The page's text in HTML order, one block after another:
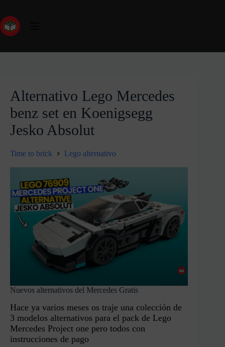
Alternativo Lego Mercedes
benz set en Koenigsegg
Jesko Absolut
Time to brick Lego alternativo
Nuevos alternativos del Mercedes Gratis
Hace ya varios meses os traje una colección de
3 modelos alternativos para el pack de Lego
Mercedes Project one pero todos con
instrucciones de pago